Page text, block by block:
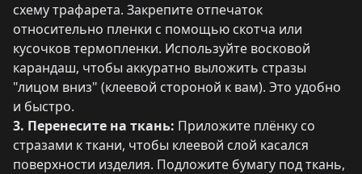
схему трафарета. Закрепите отпечаток
относительно пленки с помощью скотча или
кусочков термопленки. Используйте восковой
карандаш, чтобы аккуратно выложить стразы
"лицом вниз" (клеевой стороной к вам). Это удобно
и быстро.
3. Перенесите на ткань: Приложите плёнку со
стразами к ткани, чтобы клеевой слой касался
поверхности изделия. Подложите бумагу под ткань,